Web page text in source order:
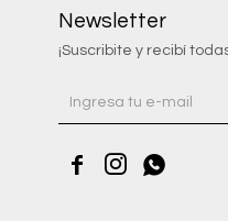
Newsletter
¡Suscribite y recibí
  